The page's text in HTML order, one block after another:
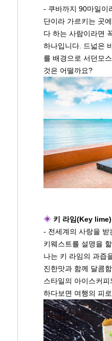
- 쿠바까지 90마일이
단이라 가르키는 곳
다 하는 사람이라면
하나입니다. 드넓은
를 배경으로 서던모
것은 어떨까요?
◈ 키 라임(Key lime)
- 전세계의 사랑을 받
키웨스트를 설명을
나는 키 라임의 과즙
진한맛과 함께 달콤
스타일의 아이스커
하다보면 여행의 피